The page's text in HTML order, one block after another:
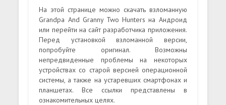
На этой странице можно скачать взломанную
Grandpa And Granny Two Hunters на Андроид
или перейти на сайт разработчика приложения.
Перед установкой взломанной версии,
попробуйте оригинал. Возможны
непредвиденные проблемы на некоторых
устройствах со старой версией операционной
системы, а также на устаревших смартфонах и
планшетах. Все ссылки представлены в
ознакомительных целях.